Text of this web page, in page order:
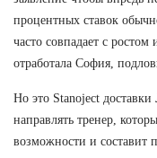
процентных ставок
часто совпадает с
отработала София,
Но это Stanoject
направлять тренер,
возможности и составит